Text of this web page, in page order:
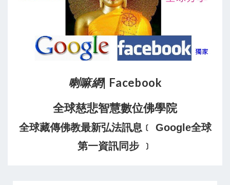
喇嘛網| Facebook
全球慈悲智慧數位佛學院
全球藏傳佛教最新弘法訊息﹝ Google全球
第一資訊同步 ﹞